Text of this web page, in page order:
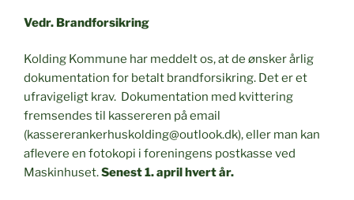
Vedr. Brandforsikring
Kolding Kommune har meddelt os, at de ønsker årlig
dokumentation for betalt brandforsikring. Det er et
ufravigeligt krav. Dokumentation med kvittering
fremsendes til kassereren på email
(kassererankerhuskolding@outlook.dk), eller man kan
aflevere en fotokopi i foreningens postkasse ved
Maskinhuset.Senest 1. april hvert år.